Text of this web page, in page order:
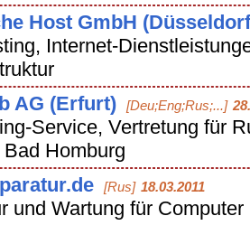
Host GmbH
Internet-
AG (Erfurt)
[Deu;Eng;Rus;...]
Service, Vertretung für
Homburg
[Rus] 18.03.2011
und Wartung für